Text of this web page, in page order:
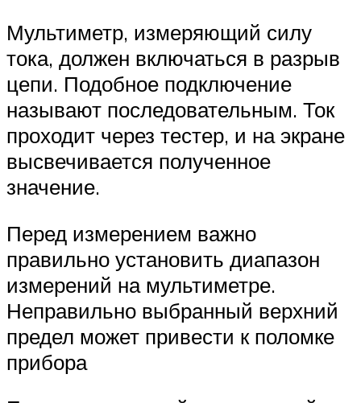
Мультиметр, измеряющий силу
тока, должен включаться в разрыв
цепи. Подобное подключение
называют последовательным. Ток
проходит через тестер, и на экране
высвечивается полученное
значение.
Перед измерением важно
правильно установить диапазон
измерений на мультиметре.
Неправильно выбранный верхний
предел может привести к поломке
прибора